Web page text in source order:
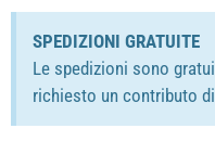
SPEDIZIONI GRATUITE
Le spedizioni sono
richiesto un contributo